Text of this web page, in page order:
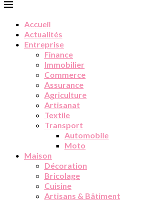
Accueil
Actualités
Entreprise
Finance
Immobilier
Commerce
Assurance
Agriculture
Artisanat
Textile
Transport
Automobile
Moto
Maison
Décoration
Bricolage
Cuisine
Artisans & Bâtiment